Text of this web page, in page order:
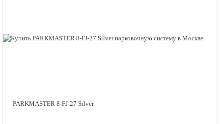
PARKMASTER 8-FJ-27 Silver